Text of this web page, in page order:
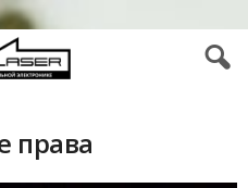
права